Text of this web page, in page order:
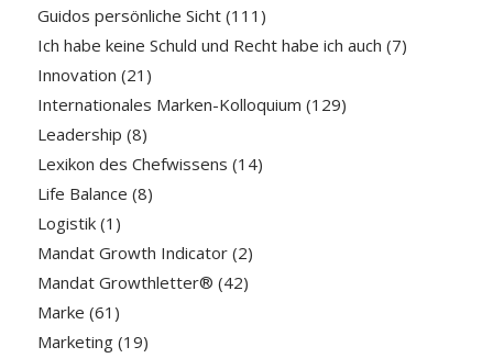
Guidos persönliche Sicht(111)
Ich habe keine Schuld und Recht habe ich auch (7)
Innovation (21)
Internationales Marken-Kolloquium (129)
Leadership (8)
Lexikon des Chefwissens (14)
Life Balance (8)
Logistik(1)
Mandat Growth Indicator(2)
Mandat Growthletter® (42)
Marke (61)
Marketing(19)